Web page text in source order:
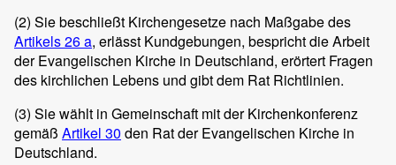
(2) Sie beschließt Kirchengesetze nach Maßgabe des
Artikels 26 a, erlässt Kundgebungen, bespricht die Arbeit
der Evangelischen Kirche in Deutschland, erörtert Fragen
des kirchlichen Lebens und gibt dem Rat Richtlinien.
(3) Sie wählt in Gemeinschaft mit der Kirchenkonferenz
gemäß Artikel 30 den Rat der Evangelischen Kirche in
Deutschland.